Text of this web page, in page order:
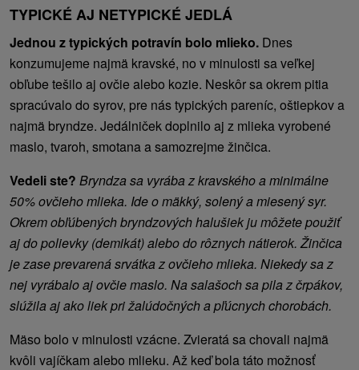
TYPICKÉ AJ NETYPICKÉ JEDLÁ
Jednou z typických potravín bolo mlieko. Dnes
konzumujeme najmä kravské, no v minulosti sa veľkej
obľube tešilo aj ovčie alebo kozie. Neskôr sa okrem pitia
spracúvalo do syrov, pre nás typických pareníc, oštiepkov a
najmä bryndze. Jedálniček doplnilo aj z mlieka vyrobené
maslo, tvaroh, smotana a samozrejme žinčica.
Vedeli ste? Bryndza sa vyrába z kravského a minimálne
50% ovčieho mlieka. Ide o mäkký, solený a miesený syr.
Okrem obľúbených bryndzových halušiek ju môžete použiť
aj do polievky (demikát) alebo do rôznych nátierok. Žinčica
je zase prevarená srvátka z ovčieho mlieka. Niekedy sa z
nej vyrábalo aj ovčie maslo. Na salašoch sa pila z črpákov,
slúžila aj ako liek pri žalúdočných a pľúcnych chorobách.
Mäso bolo v minulosti vzácne. Zvieratá sa chovali najmä
kvôli vajíčkam alebo mlieku. Až keď bola táto možnosť